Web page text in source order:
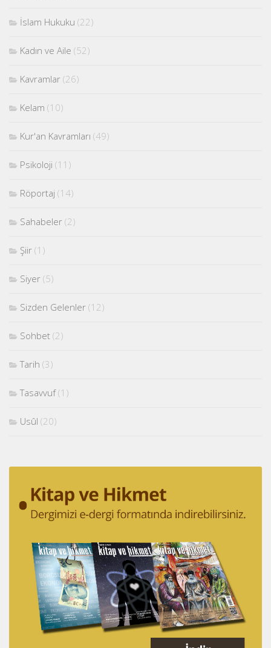
İslam Hukuku (22)
Kadın ve Aile (52)
Kavramlar (26)
Kelam (10)
Kur'an Kavramları (49)
Psikoloji (11)
Röportaj (14)
Sahabeler (2)
Şiir (1)
Siyer (5)
Sizden Gelenler (12)
Sohbet (2)
Tarih (3)
Tasavvuf(1)
Usûl (20)